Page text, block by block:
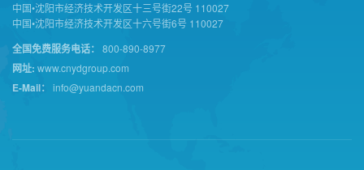
中国•沈阳市经济技术开发区十三号街22号 110027
中国•沈阳市经济技术开发区十六号街6号 110027
全国免费服务电话： 800-890-8977
网址: www.cnydgroup.com
E-Mail： info@yuandacn.com